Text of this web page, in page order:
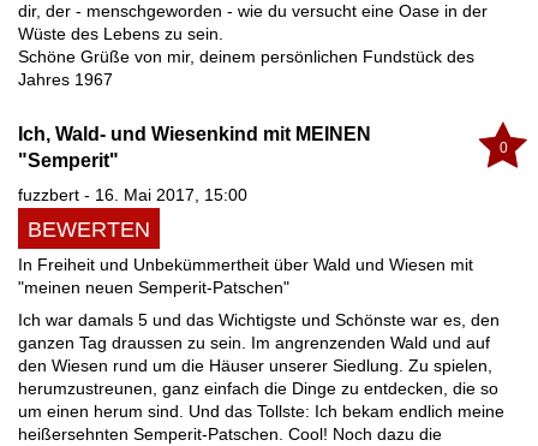
dir, der - menschgeworden - wie du versucht eine Oase in der
Wüste des Lebens zu sein.
Schöne Grüße von mir, deinem persönlichen Fundstück des
Jahres 1967
0
Ich, Wald- und Wiesenkind mit MEINEN
"Semperit"
fuzzbert - 16. Mai 2017, 15:00
BEWERTEN
In Freiheit und Unbekümmertheit über Wald und Wiesen mit
"meinen neuen Semperit-Patschen"
Ich war damals 5 und das Wichtigste und Schönste war es, den
ganzen Tag draussen zu sein. Im angrenzenden Wald und auf
den Wiesen rund um die Häuser unserer Siedlung. Zu spielen,
herumzustreunen, ganz einfach die Dinge zu entdecken, die so
um einen herum sind. Und das Tollste: Ich bekam endlich meine
heißersehnten Semperit-Patschen. Cool! Noch dazu die